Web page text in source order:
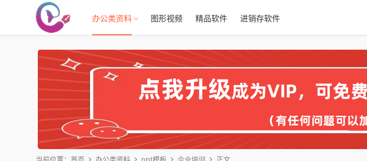
办公类资料 图形视频 精品软件 进销存软件
当前位置： 首页 办公类资料 ppt模板 企业培训 正文